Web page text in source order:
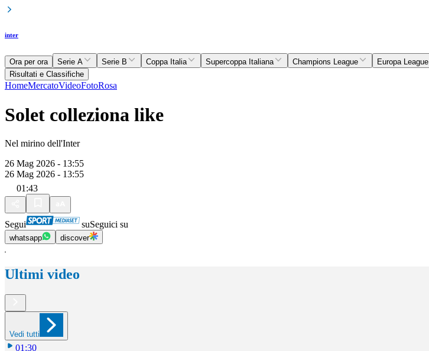
inter
Ora per ora Serie A Serie B Coppa Italia Supercoppa Italiana Champions League Europa League
Risultati e Classifiche
HomeMercatoVideoFotoRosa
Solet colleziona like
Nel mirino dell'Inter
26 Mag 2026 - 13:55
26 Mag 2026 - 13:55
01:43
Segui suSeguici su
whatsapp discover
Ultimi video
Vedi tutti
01:30